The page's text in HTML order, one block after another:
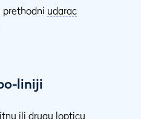
prethodni udarac
liniji
ili drugu lopticu